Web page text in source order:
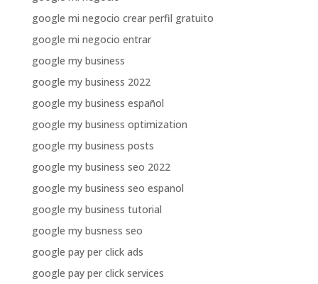
google mi negocio crear perfil gratuito
google mi negocio entrar
google my business
google my business 2022
google my business español
google my business optimization
google my business posts
google my business seo 2022
google my business seo espanol
google my business tutorial
google my busness seo
google pay per click ads
google pay per click services